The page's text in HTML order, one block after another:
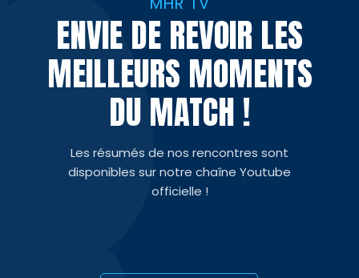
ENVIE DE REVOIR LES
MEILLEURS MOMENTS
DU MATCH !
Les résumés de nos rencontres sont
disponibles sur notre chaîne Youtube
officielle !